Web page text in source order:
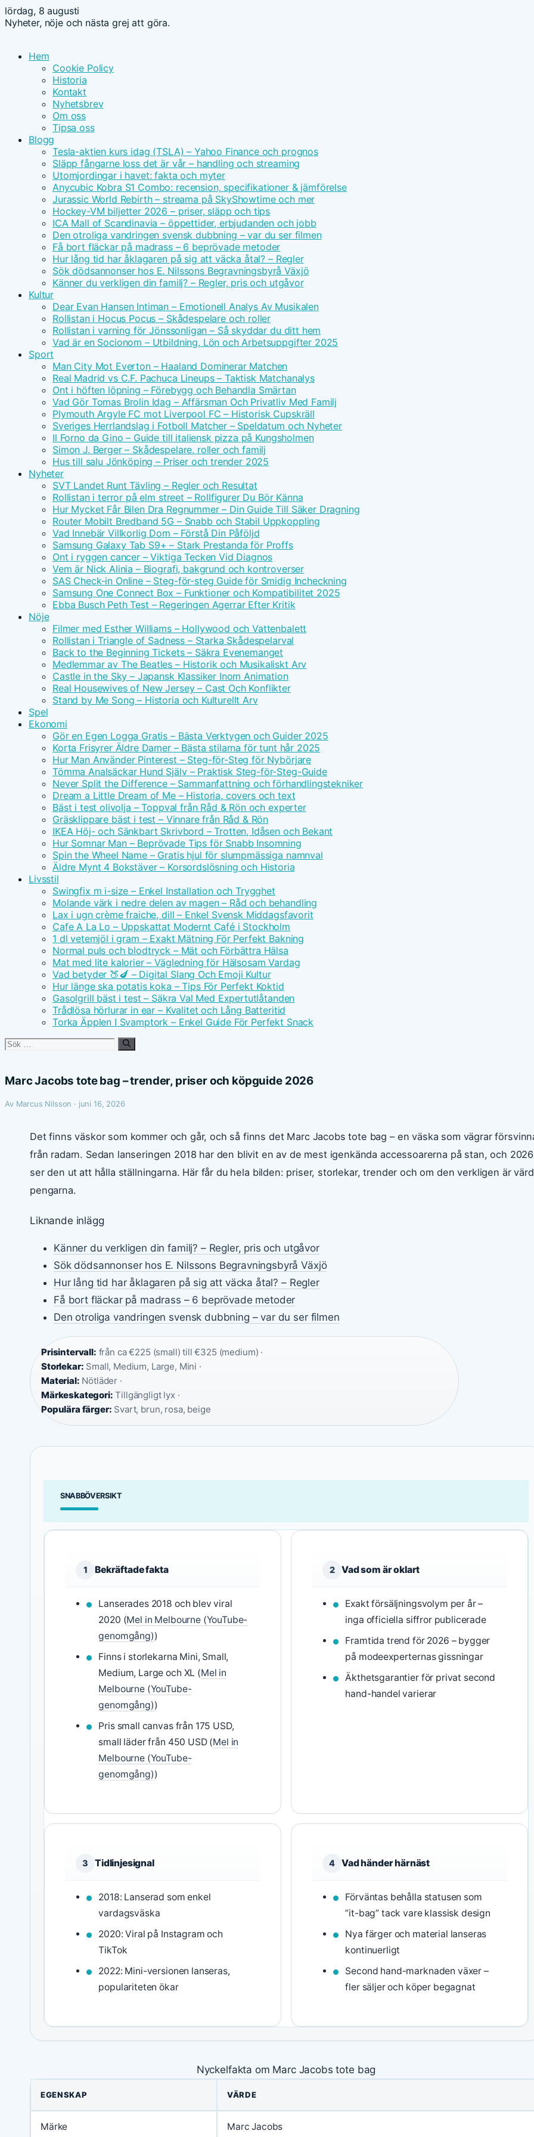
lördag, 8 augusti
Nyheter, nöje och nästa grej att göra.
Hem
Cookie Policy
Historia
Kontakt
Nyhetsbrev
Om oss
Tipsa oss
Blogg
Tesla-aktien kurs idag (TSLA) – Yahoo Finance och prognos
Släpp fångarne loss det är vår – handling och streaming
Utomjordingar i havet: fakta och myter
Anycubic Kobra S1 Combo: recension, specifikationer & jämförelse
Jurassic World Rebirth – streama på SkyShowtime och mer
Hockey-VM biljetter 2026 – priser, släpp och tips
ICA Mall of Scandinavia – öppettider, erbjudanden och jobb
Den otroliga vandringen svensk dubbning – var du ser filmen
Få bort fläckar på madrass – 6 beprövade metoder
Hur lång tid har åklagaren på sig att väcka åtal? – Regler
Sök dödsannonser hos E. Nilssons Begravningsbyrå Växjö
Känner du verkligen din familj? – Regler, pris och utgåvor
Kultur
Dear Evan Hansen Intiman – Emotionell Analys Av Musikalen
Rollistan i Hocus Pocus – Skådespelare och roller
Rollistan i varning för Jönssonligan – Så skyddar du ditt hem
Vad är en Socionom – Utbildning, Lön och Arbetsuppgifter 2025
Sport
Man City Mot Everton – Haaland Dominerar Matchen
Real Madrid vs C.F. Pachuca Lineups – Taktisk Matchanalys
Ont i höften löpning – Förebygg och Behandla Smärtan
Vad Gör Tomas Brolin Idag – Affärsman Och Privatliv Med Familj
Plymouth Argyle FC mot Liverpool FC – Historisk Cupskräll
Sveriges Herrlandslag i Fotboll Matcher – Speldatum och Nyheter
Il Forno da Gino – Guide till italiensk pizza på Kungsholmen
Simon J. Berger – Skådespelare, roller och familj
Hus till salu Jönköping – Priser och trender 2025
Nyheter
SVT Landet Runt Tävling – Regler och Resultat
Rollistan i terror på elm street – Rollfigurer Du Bör Känna
Hur Mycket Får Bilen Dra Regnummer – Din Guide Till Säker Dragning
Router Mobilt Bredband 5G – Snabb och Stabil Uppkoppling
Vad Innebär Villkorlig Dom – Förstå Din Påföljd
Samsung Galaxy Tab S9+ – Stark Prestanda för Proffs
Ont i ryggen cancer – Viktiga Tecken Vid Diagnos
Vem är Nick Alinia – Biografi, bakgrund och kontroverser
SAS Check-in Online – Steg-för-steg Guide för Smidig Incheckning
Samsung One Connect Box – Funktioner och Kompatibilitet 2025
Ebba Busch Peth Test – Regeringen Agerrar Efter Kritik
Nöje
Filmer med Esther Williams – Hollywood och Vattenbalett
Rollistan i Triangle of Sadness – Starka Skådespelarval
Back to the Beginning Tickets – Säkra Evenemanget
Medlemmar av The Beatles – Historik och Musikaliskt Arv
Castle in the Sky – Japansk Klassiker Inom Animation
Real Housewives of New Jersey – Cast Och Konflikter
Stand by Me Song – Historia och Kulturellt Arv
Spel
Ekonomi
Gör en Egen Logga Gratis – Bästa Verktygen och Guider 2025
Korta Frisyrer Äldre Damer – Bästa stilarna för tunt hår 2025
Hur Man Använder Pinterest – Steg-för-Steg för Nybörjare
Tömma Analsäckar Hund Själv – Praktisk Steg-för-Steg-Guide
Never Split the Difference – Sammanfattning och förhandlingstekniker
Dream a Little Dream of Me – Historia, covers och text
Bäst i test olivolja – Toppval från Råd & Rön och experter
Gräsklippare bäst i test – Vinnare från Råd & Rön
IKEA Höj- och Sänkbart Skrivbord – Trotten, Idåsen och Bekant
Hur Somnar Man – Beprövade Tips för Snabb Insomning
Spin the Wheel Name – Gratis hjul för slumpmässiga namnval
Äldre Mynt 4 Bokstäver – Korsordslösning och Historia
Livsstil
Swingfix m i-size – Enkel Installation och Trygghet
Molande värk i nedre delen av magen – Råd och behandling
Lax i ugn crème fraiche, dill – Enkel Svensk Middagsfavorit
Cafe A La Lo – Uppskattat Modernt Café i Stockholm
1 dl vetemjöl i gram – Exakt Mätning För Perfekt Bakning
Normal puls och blodtryck – Mät och Förbättra Hälsa
Mat med lite kalorier – Vägledning för Hälsosam Vardag
Vad betyder 🍑🍆 – Digital Slang Och Emoji Kultur
Hur länge ska potatis koka – Tips För Perfekt Koktid
Gasolgrill bäst i test – Säkra Val Med Expertutlåtanden
Trådlösa hörlurar in ear – Kvalitet och Lång Batteritid
Torka Äpplen I Svamptork – Enkel Guide För Perfekt Snack
Sök
Marc Jacobs tote bag – trender, priser och köpguide 2026
Av Marcus Nilsson · juni 16, 2026
Det finns väskor som kommer och går, och så finns det Marc Jacobs tote bag – en väska som vägrar
från radarn. Sedan lanseringen 2018 har den blivit en av de mest igenkända accessoarerna på stan, och 2026
ser den ut att hålla ställningarna. Här får du hela bilden: priser, storlekar, trender och om den verkligen är värd
pengarna.
Liknande inlägg
Känner du verkligen din familj? – Regler, pris och utgåvor
Sök dödsannonser hos E. Nilssons Begravningsbyrå Växjö
Hur lång tid har åklagaren på sig att väcka åtal? – Regler
Få bort fläckar på madrass – 6 beprövade metoder
Den otroliga vandringen svensk dubbning – var du ser filmen
Prisintervall: från ca €225 (small) till €325 (medium) ·
Storlekar: Small, Medium, Large, Mini ·
Material: Nötläder ·
Märkeskategori: Tillgängligt lyx ·
Populära färger: Svart, brun, rosa, beige
SNABBÖVERSIKT
1 Bekräftade fakta
Lanserades 2018 och blev viral
2020 (Mel in Melbourne (YouTube-
genomgång))
Finns i storlekarna Mini, Small,
Medium, Large och XL (Mel in
Melbourne (YouTube-
genomgång))
Pris small canvas från 175 USD,
small läder från 450 USD (Mel in
Melbourne (YouTube-
genomgång))
2 Vad som är oklart
Exakt försäljningsvolym per år –
inga officiella siffror publicerade
Framtida trend för 2026 – bygger
på modeexperternas gissningar
Äkthetsgarantier för privat second
hand-handel varierar
3 Tidlinjesignal
2018: Lanserad som enkel
vardagsväska
2020: Viral på Instagram och
TikTok
2022: Mini-versionen lanseras,
populariteten ökar
4 Vad händer härnäst
Förväntas behålla statusen som
”it-bag” tack vare klassisk design
Nya färger och material lanseras
kontinuerligt
Second hand-marknaden växer –
fler säljer och köper begagnat
Nyckelfakta om Marc Jacobs tote bag
EGENSKAP VÄRDE
Märke Marc Jacobs